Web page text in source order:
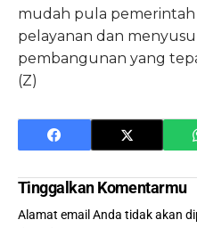
mudah pula
pelayanan dan
pembangunan yang
(Z)
Tinggalkan Komentarmu
Alamat email Anda tidak akan